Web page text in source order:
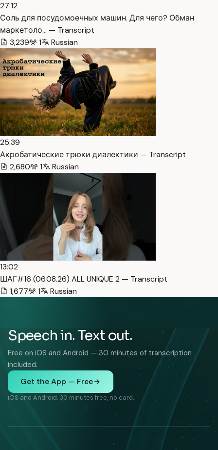
27:12
Соль для посудомоечных машин. Для чего? Обман
маркетоло… — Transcript
3,239
1 Russian
25:39
Акробатические трюки диалектики — Transcript
2,680
1 Russian
13:02
ШАГ#16 (06.08.26) ALL UNIQUE 2 — Transcript
1,677
1 Russian
Speech in. Text out.
Free on iOS and Android — 30 minutes of transcription
included.
Get the App — Free
iOS and Android. 30 minutes free, no card.